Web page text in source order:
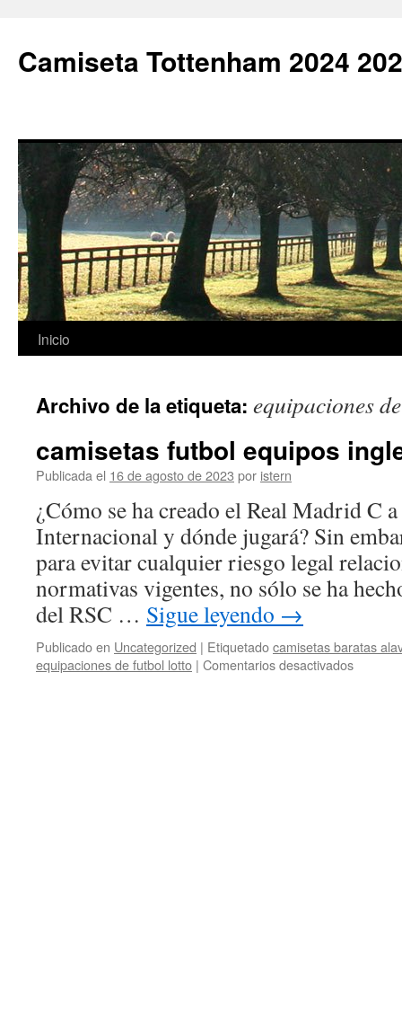
Camiseta Tottenham 2024
Saltar
contenido
Inicio
Archivo de la etiqueta: equipaciones
camisetas futbol equipos
Publicada el 16 de agosto de 2023 por istern
¿Cómo se ha creado el Real Madrid C
Internacional y dónde jugará? Sin
para evitar cualquier riesgo legal
normativas vigentes, no sólo se ha
del RSC … Sigue leyendo →
Publicado en Uncategorized | Etiquetadocamisetas baratas
equipaciones de futbol lotto | Comentarios desactivadosen